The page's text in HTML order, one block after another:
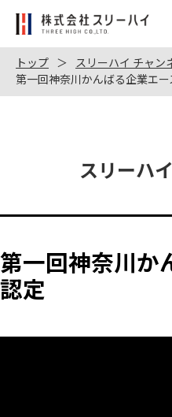
株
会
社
ス
トップ
スリーハイ チャン
第一回神奈川かんばる企業エー
スリーハ
第一回神奈川か
認定